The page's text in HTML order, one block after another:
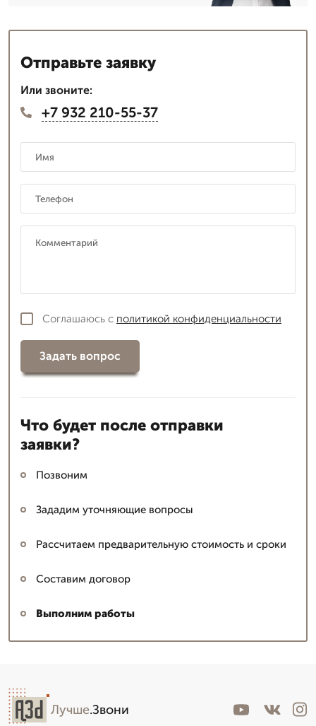
Отправьте заявку
Или звоните:
+7 932 210-55-37
Соглашаюсь с политикой конфиденциальности
Задать вопрос
Что будет после отправки
заявки?
Позвоним
Зададим уточняющие вопросы
Рассчитаем предварительную стоимость и сроки
Составим договор
Выполним работы
Лучше.Звони